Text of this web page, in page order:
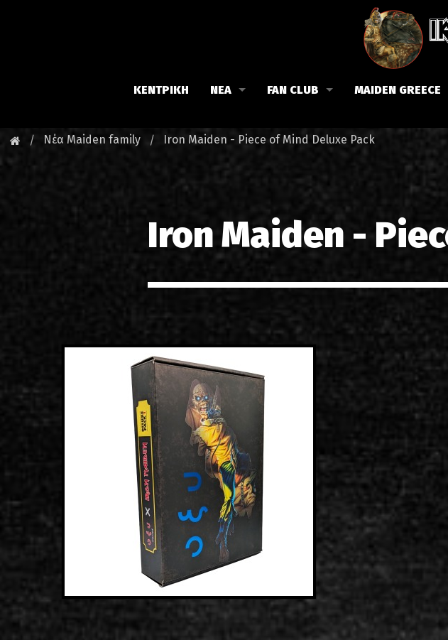
ΚΕΝΤΡΙΚΗ ΝΕΑ FAN CLUB
Νέα του Fan Club
MAIDEN GREECE
Εισιτήρια
Λίστα
Φωτογραφίες
Νέα Maiden family Iron Maiden - Piece of Mind Deluxe Pack
Iron Maiden -